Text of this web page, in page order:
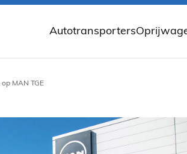
Autotransporters
Autotransporter met huif
Autotransporter 2 autos
Gesloten autotransporter
MAN TGE